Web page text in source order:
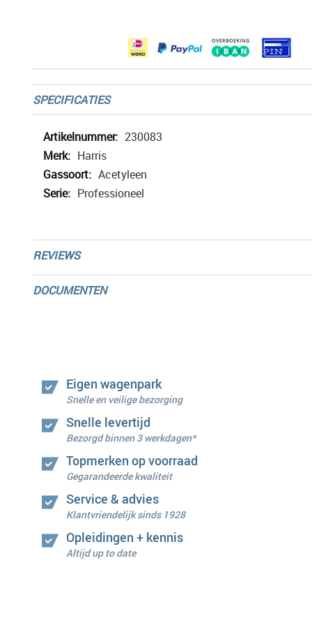
SPECIFICATIES
Meer
informatie
230083
Harris
Acetyleen
Professioneel
REVIEWS
DOCUMENTEN
Eigen wagenpark
Snelle en veilige bezorging
Snelle levertijd
Bezorgd binnen 3 werkdagen*
Topmerken op voorraad
Gegarandeerde kwaliteit
Service & advies
Klantvriendelijk sinds 1928
Opleidingen + kennis
Altijd up to date